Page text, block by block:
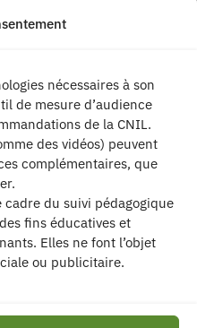
nécessaires à son
de mesure d’audience
de la CNIL.
des vidéos) peuvent
complémentaires, que
cadre du suivi pédagogique
fins éducatives et
Elles ne font l’objet
ou publicitaire.
nous
sur ce site sont